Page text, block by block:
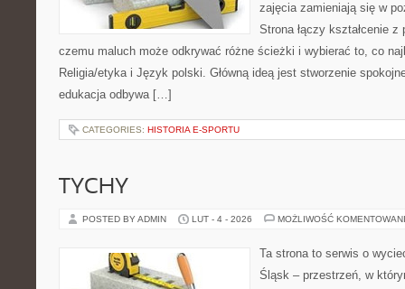
zajęcia zamieniają się w
Strona łączy kształcenie z
czemu maluch może odkrywać różne ścieżki i wybierać to, co
Religia/etyka i Język polski. Główną ideą jest stworzenie
edukacja odbywa […]
CATEGORIES: HISTORIA E-SPORTU
TYCHY
POSTED BY ADMIN LUT - 4 - 2026 MOŻLIWOŚĆ
Ta strona to serwis o
Śląsk – przestrzeń, w